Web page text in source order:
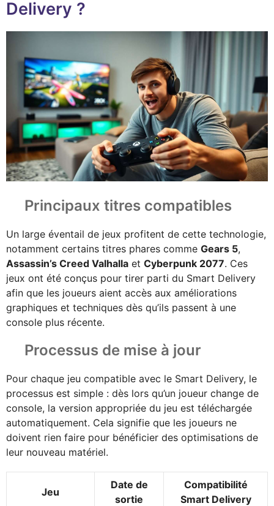
Delivery ?
Principaux titres compatibles
Un large éventail de jeux profitent de cette technologie,
notamment certains titres phares comme Gears 5,
Assassin’s Creed Valhalla et Cyberpunk 2077. Ces
jeux ont été conçus pour tirer parti du Smart Delivery
afin que les joueurs aient accès aux améliorations
graphiques et techniques dès qu’ils passent à une
console plus récente.
Processus de mise à jour
Pour chaque jeu compatible avec le Smart Delivery, le
processus est simple : dès lors qu’un joueur change de
console, la version appropriée du jeu est téléchargée
automatiquement. Cela signifie que les joueurs ne
doivent rien faire pour bénéficier des optimisations de
leur nouveau matériel.
Jeu
Date de
sortie
Compatibilité
Smart Delivery